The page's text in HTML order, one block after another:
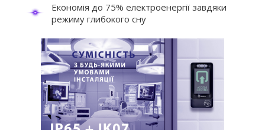
Економія до 75% електроенергії завдяки
режиму глибокого сну